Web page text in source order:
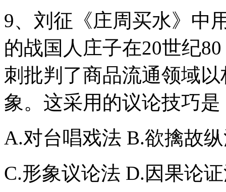
9、刘征《庄周买水》中
的战国人庄子在20世纪
刺批判了商品流通领域
象。这采用的议论技巧是
A.对台唱戏法 B.欲擒故
C.形象议论法 D.因果论